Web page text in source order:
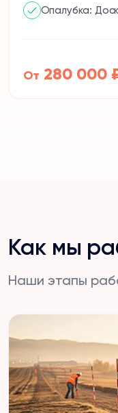
Опалубка:
От 280 000
Как мы
Наши этапы